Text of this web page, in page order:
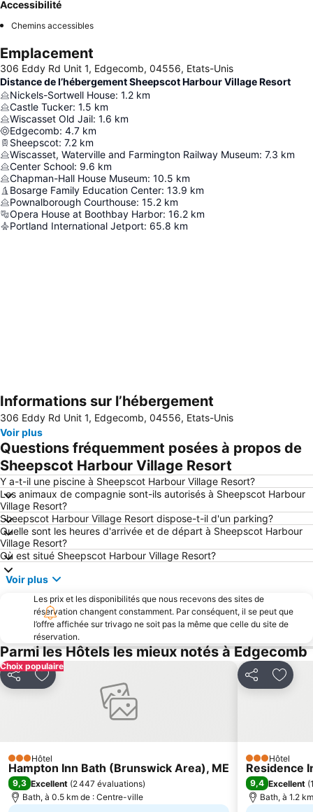
Accessibilité
Chemins accessibles
Emplacement
306 Eddy Rd Unit 1, Edgecomb, 04556, Etats-Unis
Distance de l’hébergement Sheepscot Harbour Village Resort
Nickels-Sortwell House: 1.2 km
Castle Tucker: 1.5 km
Wiscasset Old Jail: 1.6 km
Edgecomb: 4.7 km
Sheepscot: 7.2 km
Wiscasset, Waterville and Farmington Railway Museum: 7.3 km
Center School: 9.6 km
Chapman-Hall House Museum: 10.5 km
Bosarge Family Education Center: 13.9 km
Pownalborough Courthouse: 15.2 km
Opera House at Boothbay Harbor: 16.2 km
Portland International Jetport: 65.8 km
Agrandir la carte
Informations sur l’hébergement
306 Eddy Rd Unit 1, Edgecomb, 04556, Etats-Unis
Voir plus
Questions fréquemment posées à propos de
Sheepscot Harbour Village Resort
Y a-t-il une piscine à Sheepscot Harbour Village Resort?
Les animaux de compagnie sont-ils autorisés à Sheepscot Harbour
Village Resort?
Sheepscot Harbour Village Resort dispose-t-il d'un parking?
Quelle sont les heures d'arrivée et de départ à Sheepscot Harbour
Village Resort?
Où est situé Sheepscot Harbour Village Resort?
Voir plus
Les prix et les disponibilités que nous recevons des sites de
réservation changent constamment. Par conséquent, il se peut que
l’offre affichée sur trivago ne soit pas la même que celle du site de
réservation.
Parmi les Hôtels les mieux notés à Edgecomb
Choix populaire
PartagerAjouter à mes favoris
3 Étoiles
Hôtel
Hampton Inn Bath (Brunswick Area), ME
9,3 Excellent (2 447 évaluations)
Bath, à 0.5 km de : Centre-ville
Partager
3 Étoiles
Hôtel
Residence
9,4 Excellent (
Bath, à 1.2